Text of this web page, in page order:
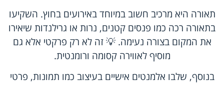
תאורה היא מרכיב חשוב במיוחד באירועים בחוץ. השקיעו
בתאורה רכה כמו פנסים קטנים, נרות או גרילנדות שיאירו
את המקום בצורה נעימה. 💡 זה לא רק פרקטי אלא גם
מוסיף לאווירה קסומה ורומנטית.
בנוסף, שלבו אלמנטים אישיים בעיצוב כמו תמונות, פרטי